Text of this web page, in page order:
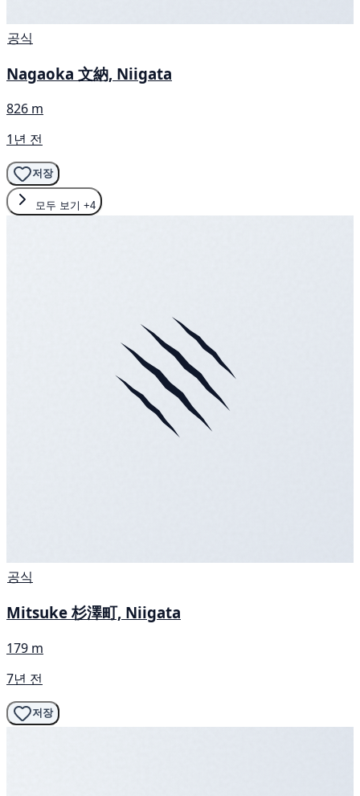
공식
Nagaoka 文納, Niigata
826 m
1년 전
저장
모두 보기 +4
공식
Mitsuke 杉澤町, Niigata
179 m
7년 전
저장